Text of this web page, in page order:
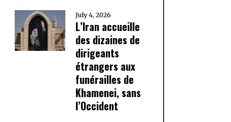
July 4, 2026
L’Iran accueille
des dizaines de
dirigeants
étrangers aux
funérailles de
Khamenei, sans
l’Occident